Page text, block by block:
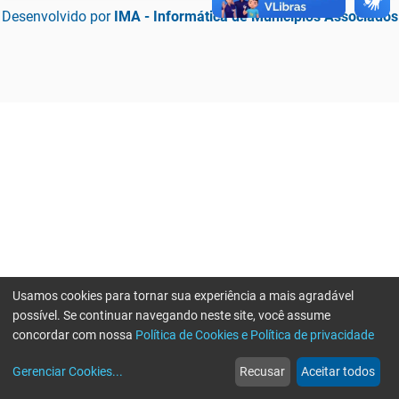
Desenvolvido por IMA - Informática de Municípios Associados
web
Notícias
more_horiz
Mais
Usamos cookies para tornar sua experiência a mais agradável
possível. Se continuar navegando neste site, você assume
concordar com nossa Política de Cookies e Política de privacidade
Gerenciar Cookies... Recusar Aceitar todos
Erro ao enviar informações, por favor tente novamente